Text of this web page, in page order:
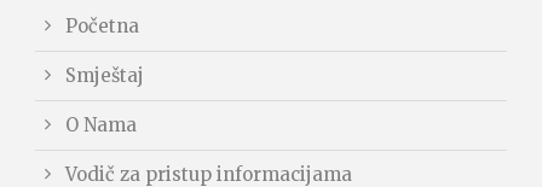
Početna
Smještaj
O Nama
Vodič za pristup informacijama